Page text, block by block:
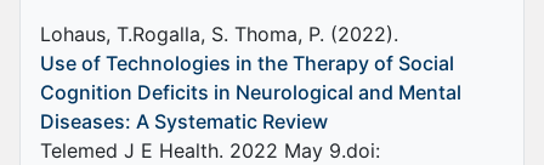
Lohaus, T.Rogalla, S. Thoma, P. (2022).
Use of Technologies in the Therapy of Social
Cognition Deficits in Neurological and Mental
Diseases: A Systematic Review
Telemed J E Health. 2022 May 9.doi: